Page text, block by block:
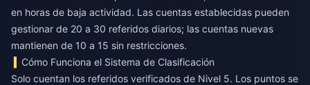
en horas de baja actividad. Las cuentas establecidas pueden
gestionar de 20 a 30 referidos diarios; las cuentas nuevas
mantienen de 10 a 15 sin restricciones.
Cómo Funciona el Sistema de Clasificación
Solo cuentan los referidos verificados de Nivel 5. Los puntos se